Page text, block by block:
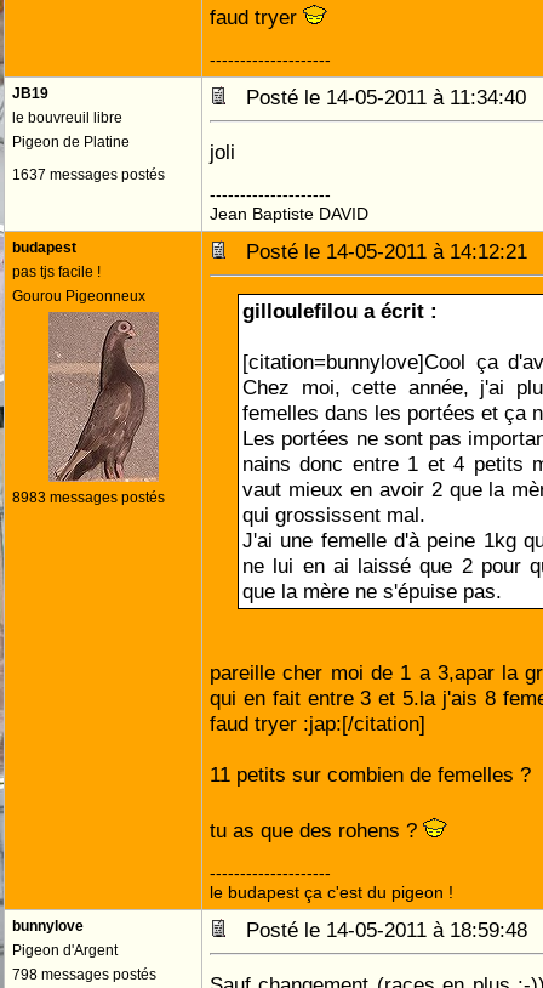
faud tryer
--------------------
JB19
le bouvreuil libre
Pigeon de Platine
1637 messages postés
Posté le 14-05-2011 à 11:34:40
joli
--------------------
Jean Baptiste DAVID
budapest
pas tjs facile !
Gourou Pigeonneux
8983 messages postés
Posté le 14-05-2011 à
gilloulefilou a écrit :
[citation=bunnylove]Cool ça
Chez moi, cette année, j'ai
femelles dans les portées et ça
Les portées ne sont pas
nains donc entre 1 et 4 petits
vaut mieux en avoir 2 que la
qui grossissent mal.
J'ai une femelle d'à peine 1kg
ne lui en ai laissé que 2 pour
que la mère ne s'épuise pas.
pareille cher moi de 1 a 3,apar la
qui en fait entre 3 et 5.la j'ais 8
faud tryer :jap:[/citation]
11 petits sur combien de femelles ?
tu as que des rohens ?
--------------------
le budapest ça c'est du pigeon !
bunnylove
Pigeon d'Argent
798 messages postés
Posté le 14-05-2011 à